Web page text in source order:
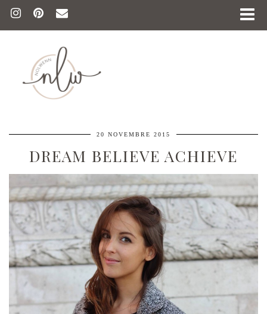
20 NOVEMBRE 2015
DREAM BELIEVE ACHIEVE